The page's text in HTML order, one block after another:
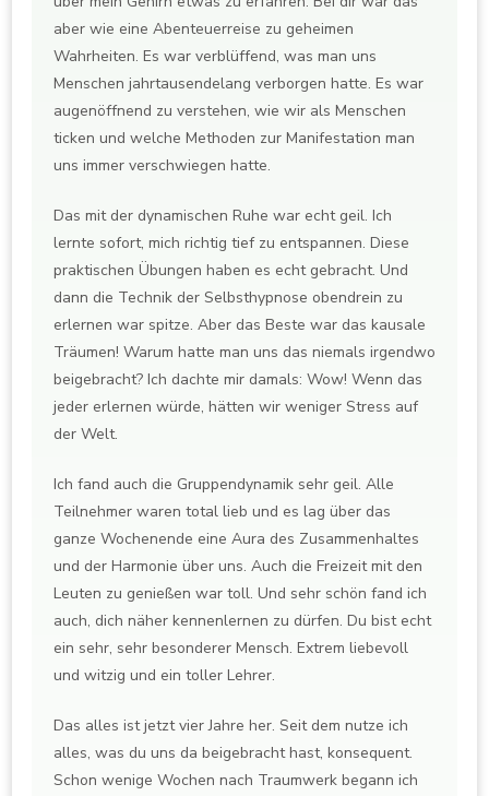
aber wie eine Abenteuerreise zu geheimen
Wahrheiten. Es war verblüffend, was man uns
Menschen jahrtausendelang verborgen hatte. Es war
augenöffnend zu verstehen, wie wir als Menschen
ticken und welche Methoden zur Manifestation man
uns immer verschwiegen hatte.
Das mit der dynamischen Ruhe war echt geil. Ich
lernte sofort, mich richtig tief zu entspannen. Diese
praktischen Übungen haben es echt gebracht. Und
dann die Technik der Selbsthypnose obendrein zu
erlernen war spitze. Aber das Beste war das kausale
Träumen! Warum hatte man uns das niemals irgendwo
beigebracht? Ich dachte mir damals: Wow! Wenn das
jeder erlernen würde, hätten wir weniger Stress auf
der Welt.
Ich fand auch die Gruppendynamik sehr geil. Alle
Teilnehmer waren total lieb und es lag über das
ganze Wochenende eine Aura des Zusammenhaltes
und der Harmonie über uns. Auch die Freizeit mit den
Leuten zu genießen war toll. Und sehr schön fand ich
auch, dich näher kennenlernen zu dürfen. Du bist echt
ein sehr, sehr besonderer Mensch. Extrem liebevoll
und witzig und ein toller Lehrer.
Das alles ist jetzt vier Jahre her. Seit dem nutze ich
alles, was du uns da beigebracht hast, konsequent.
Schon wenige Wochen nach Traumwerk begann ich